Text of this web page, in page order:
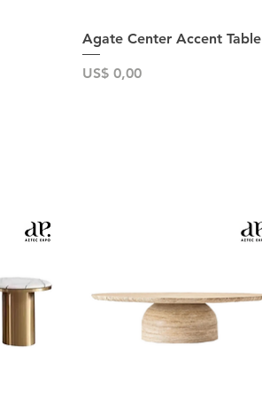
Snel overzicht
Agate Center Accent Table
Prijs
US$ 0,00